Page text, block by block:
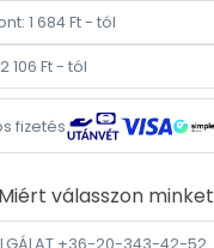
1 684 Ft - tól
106 Ft - tól
fizetés
Miért válasszon minket
+36-20-343-42-52